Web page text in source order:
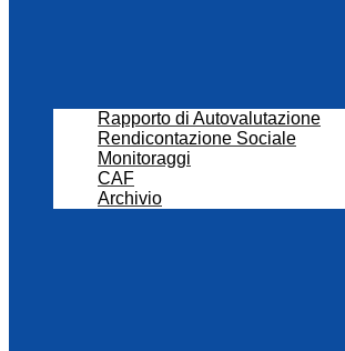
Rapporto di Autovalutazione
Rendicontazione Sociale
Monitoraggi
CAF
Archivio